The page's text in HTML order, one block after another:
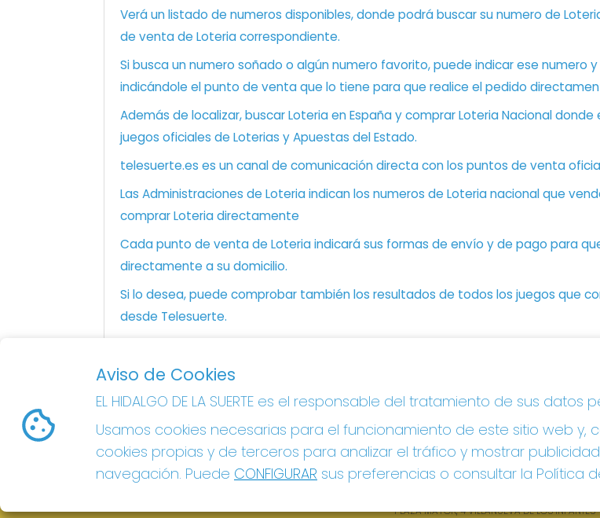
Verá un listado de numeros disponibles, donde podrá buscar su numero de
de venta de Loteria correspondiente.
Si busca un numero soñado o algún numero favorito, puede indicar ese numero
indicándole el punto de venta que lo tiene para que realice el pedido
Además de localizar, buscar Loteria en España y comprar Loteria Nacional
juegos oficiales de Loterias y Apuestas del Estado.
telesuerte.es es un canal de comunicación directa con los puntos de venta
Las Administraciones de Loteria indican los numeros de Loteria nacional que
comprar Loteria directamente
Cada punto de venta de Loteria indicará sus formas de envío y de pago para
directamente a su domicilio.
Si lo desea, puede comprobar también los resultados de todos los juegos que
desde Telesuerte.
Comprar lotería
Contacto
Acceso
ADMINISTRACION DE LOTERIAS: 1-
LOS INFANTES - RECEPTOR OFICIAL:
926360785
Clica aquí para contactar por WhatsApp
605897938
PLAZA MAYOR, 4 VILLANUEVA DE LOS INFANTES
Aviso de Cookies
EL HIDALGO DE LA SUERTE es el responsable del tratamiento de sus datos
Usamos cookies necesarias para el funcionamiento de este sitio web y,
cookies propias y de terceros para analizar el tráfico y mostrar
navegación. Puede CONFIGURAR sus preferencias o consultar la Política